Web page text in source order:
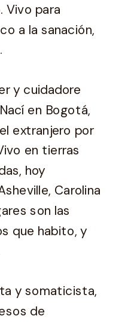
Vivo para
a la sanación,
y cuidadore
en Bogotá,
extranjero por
en tierras
hoy
Carolina
son las
que habito, y
y somaticista,
de